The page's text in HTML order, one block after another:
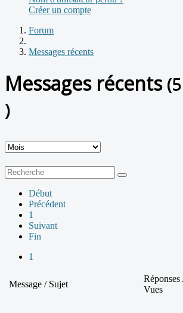
Créer un compte
Forum
Messages récents
Messages récents
)
Début
Précédent
1
Suivant
Fin
1
Message / Sujet
Réponses
Vues